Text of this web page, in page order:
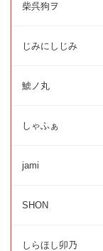
柴呉狗ヲ
じみにしじみ
鯱ノ丸
しゃふぁ
jami
SHON
しらほし卯乃